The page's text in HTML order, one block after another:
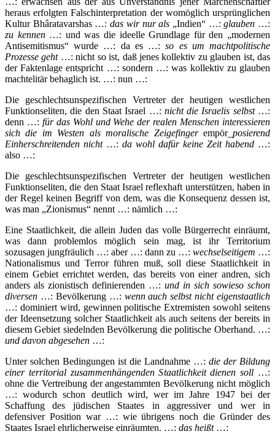
heraus erfolgten Falschinterpretation der womöglich ursprünglichen
Kultur Bhâratavarshas …:das wir nur als „Indien“ …:glauben …:
zu kennen…: und was die ideelle Grundlage für den „modernen
Antisemitismus“ wurde …: da es …:so es um machtpolitische
Prozesse geht…: nicht so ist, daß jenes kollektiv zu glauben ist, das
der Faktenlage entspricht …: sondern …: was kollektiv zu glauben
machtelitär behaglich ist. …: nun …:
Die geschlechtsunspezifischen Vertreter der heutigen westlichen
Funktionseliten, die den Staat Israel …: nicht die Israelis selbst…:
denn …: für das Wohl und Wehe der realen Menschen interessieren
sich die im Westen als moralische Zeigefingerempör_posierend
Einherschreitenden nicht…: da wohl dafür keine Zeit habend …:
also …:
Die geschlechtsunspezifischen Vertreter der heutigen westlichen
Funktionseliten, die den Staat Israel reflexhaft unterstützen, haben in
der Regel keinen Begriff von dem, was die Konsequenz dessen ist,
was man „Zionismus“ nennt …: nämlich …:
Eine Staatlichkeit, die allein Juden das volle Bürgerrecht einräumt,
was dann problemlos möglich sein mag, ist ihr Territorium
sozusagen jungfräulich …: aber …: dann zu …: wechselseitigem …:
Nationalismus und Terror führen muß, soll diese Staatlichkeit in
einem Gebiet errichtet werden, das bereits von einer andren, sich
anders als zionistisch definierenden …: und in sich sowieso schon
diversen …: Bevölkerung …: wenn auch selbst nicht eigenstaatlich
…: dominiert wird, gewinnen politische Extremisten sowohl seitens
der Ideensetzung solcher Staatlichkeit als auch seitens der bereits in
diesem Gebiet siedelnden Bevölkerung die politische Oberhand. …:
und davon abgesehen …:
Unter solchen Bedingungen ist die Landnahme …: die der Bildung
einer territorial zusammenhängenden Staatlichkeit dienen soll …:
ohne die Vertreibung der angestammten Bevölkerung nicht möglich
…: wodurch schon deutlich wird, wer im Jahre 1947 bei der
Schaffung des jüdischen Staates in aggressiver und wer in
defensiver Position war …: wie übrigens noch die Gründer des
Staates Israel ehrlicherweise einräumten. …: das heißt…: